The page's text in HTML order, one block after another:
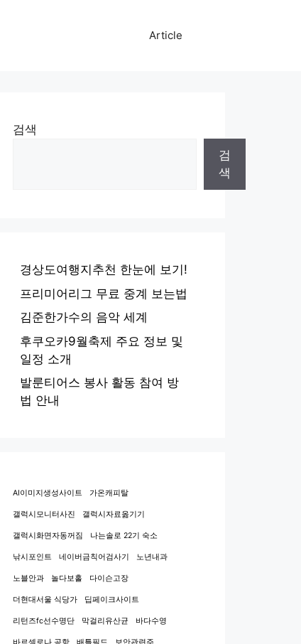
Article
검색
검
색
경상도여행지추천 한눈에 보기!
프리미어리그 무료 중계 보는법
김준한가수의 음악 세계
후쿠오카9월축제 주요 정보 및
일정 소개
발룬티어스 봉사 활동 참여 방
법 안내
AI이미지생성사이트 가온캐피탈
갤럭시모니터사진 갤럭시자료옮기기
갤럭시화면자동꺼짐 나는솔로 22기 숙소
낚시포인트 네이버금칙어검사기 노년내과
노블안과 놀다보홀 다이슨고장
더현대서울 식당가 딥페이크사이트
리턴즈fc선수명단 막걸리유산균 바다수영